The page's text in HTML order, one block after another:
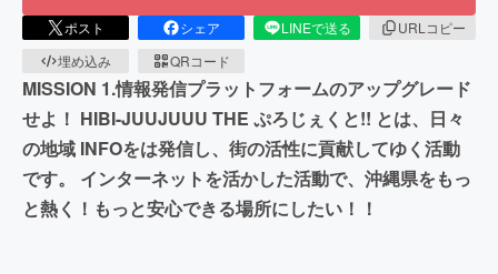
ポスト シェア LINEで送る
URLコピー
埋め込み
QRコード
MISSION 1.情報発信プラットフォームのアップグレード
せよ！ HIBI-JUUJUUU THE ぷろじぇくと!! とは、日々
の地域 INFOをは発信し、街の活性に貢献してゆく活動
です。 インターネットを活かした活動で、沖縄県をもっ
と熱く！もっと安心できる場所にしたい！！